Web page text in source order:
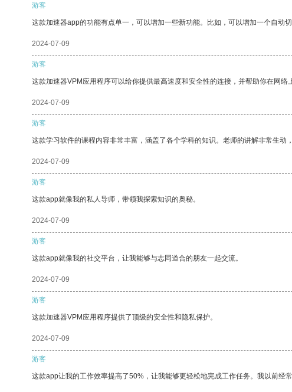
游客
这款加速器app的功能有点单一，可以增加一些新功能。比如，可以增加一个自动
2024-07-09
游客
这款加速器VPM应用程序可以给你提供最高速度和安全性的连接，并帮助你在网络
2024-07-09
游客
这款学习软件的课程内容非常丰富，涵盖了各个学科的知识。老师的讲解非常生动
2024-07-09
游客
这款app就像我的私人导师，带领我探索知识的奥秘。
2024-07-09
游客
这款app就像我的社交平台，让我能够与志同道合的朋友一起交流。
2024-07-09
游客
这款加速器VPM应用程序提供了顶级的安全性和隐私保护。
2024-07-09
游客
这款app让我的工作效率提高了50%，让我能够更轻松地完成工作任务。我以前经